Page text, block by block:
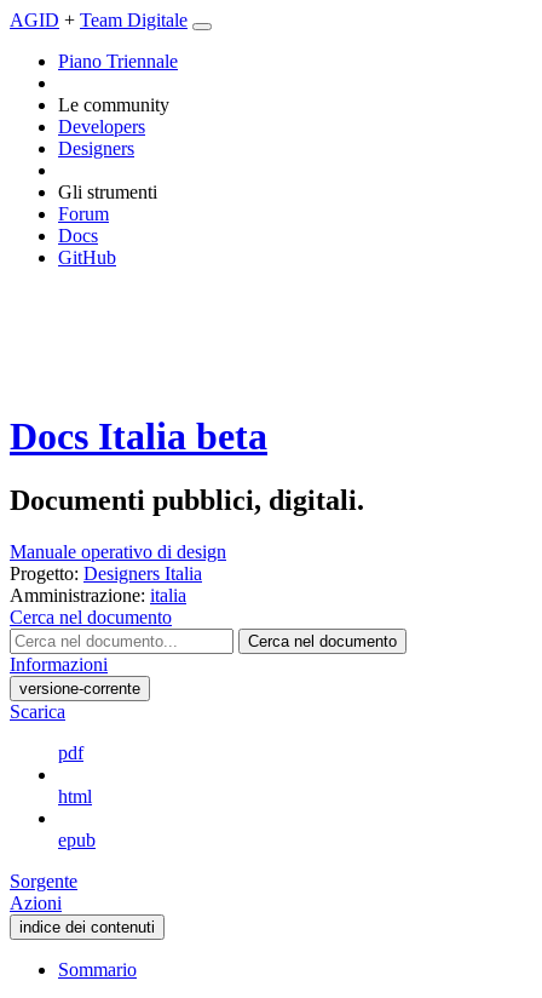
AGID + Team Digitale
Piano Triennale
Le community
Developers
Designers
Gli strumenti
Forum
Docs
GitHub
Docs Italia beta
Documenti pubblici, digitali.
Manuale operativo di design
Progetto: Designers Italia
Amministrazione: italia
Cerca nel documento
Cerca nel documento
Informazioni
versione-corrente
Scarica
pdf
html
epub
Sorgente
Azioni
indice dei contenuti
Sommario